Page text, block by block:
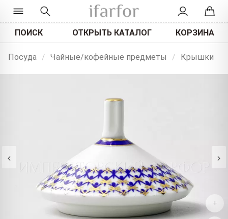
ПОИСК ОТКРЫТЬ КАТАЛОГ КОРЗИНА
Посуда / Чайные/кофейные предметы / Крышки
‹ ›
+